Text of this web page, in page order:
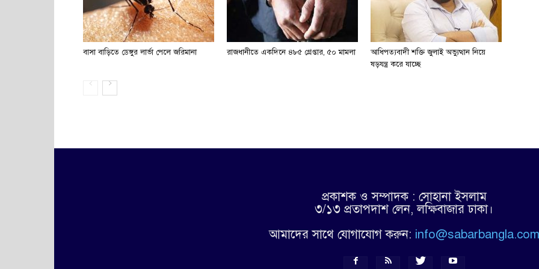
বাসা বাড়িতে ডেঙ্গুর লার্ভা পেলে জরিমানা রাজধানীতে একদিনে ৪৮৫ গ্রেপ্তার, ৫০ মামলা
আধিপত্যবাদী শক্তি জুলাই অভ্যুত্থান নিয়ে
ষড়যন্ত্র করে যাচ্ছে
প্রকাশক ও সম্পাদক : সোহানা ইসলাম
৩/১৩ প্রতাপদাশ লেন, লক্ষিবাজার ঢাকা।
আমাদের সাথে যোগাযোগ করুন: info@sabarbangla.com